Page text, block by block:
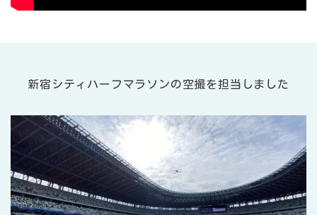
新宿シティハーフマラソンの空撮を担当しました